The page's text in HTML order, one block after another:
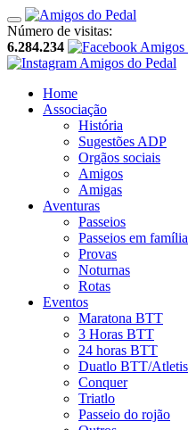
Número de visitas:
6.284.234
Home
Associação
História
Sugestões ADP
Orgãos sociais
Amigos
Amigas
Aventuras
Passeios
Passeios em família
Provas
Noturnas
Rotas
Eventos
Maratona BTT
3 Horas BTT
24 horas BTT
Duatlo BTT/
Conquer
Triatlo
Passeio do rojão